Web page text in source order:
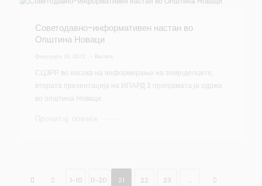
Советодавно-информативен настан во
Општина Новаци
Февруари 18, 2023 Вести
СЦЗРР во насока на информирање на земјоделците,
втората презентација на ИПАРД 3 програмата ја одржа
во општина Новаци.
Прочитај повеќе
1-10 11-20 21 22 23 …